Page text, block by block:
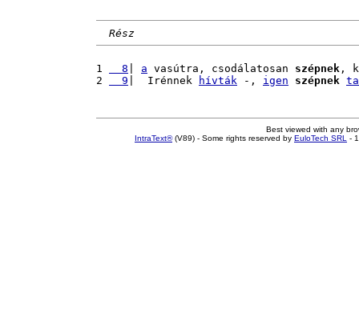
Rész
1
  8
a vasútra, csodálatosan szépnek ,
2
  9
|  Irénnek hívták -, igen szépnek
Best viewed with any
IntraText®(V89) - Some rights reserved by EuloTech SRL -